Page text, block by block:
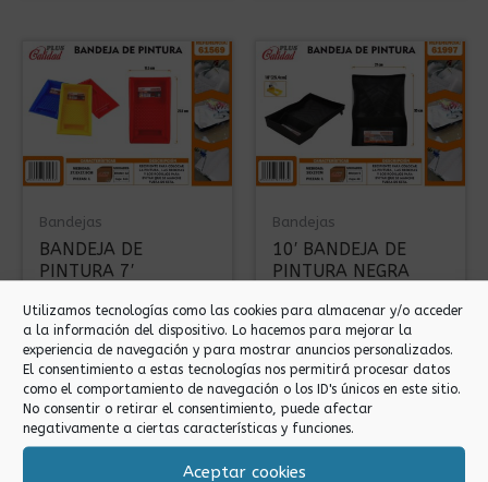
Utilizamos tecnologías como las cookies para almacenar y/o acceder
a la información del dispositivo. Lo hacemos para mejorar la
experiencia de navegación y para mostrar anuncios personalizados.
El consentimiento a estas tecnologías nos permitirá procesar datos
como el comportamiento de navegación o los ID's únicos en este sitio.
No consentir o retirar el consentimiento, puede afectar
negativamente a ciertas características y funciones.
Aceptar cookies
Bandejas
BANDEJA DE
PINTURA 7′
Bandejas
10′ BANDEJA DE
PINTURA NEGRA